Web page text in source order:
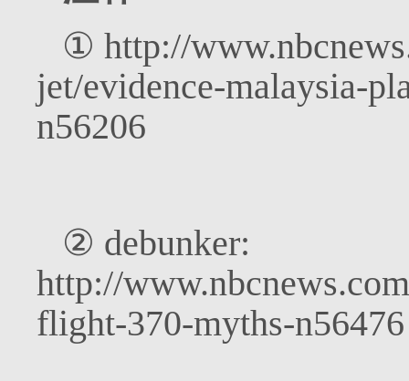
① http://
jet/evidence-malaysia-
n56206
② debunker:
http://
flight-370-myths-n56476